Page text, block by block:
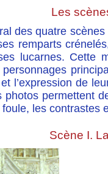
Les
des quatre
remparts
lucarnes. Cette
l’expression de
photos permettent
foule, les
Scène I.